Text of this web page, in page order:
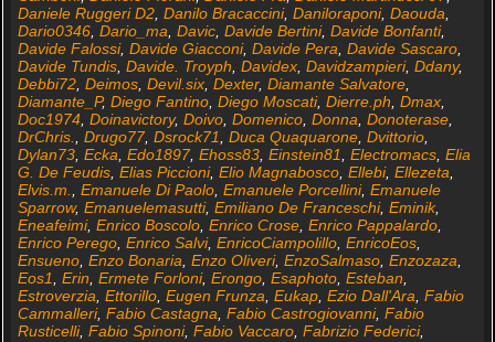
Daniele Ruggeri D2, Danilo Bracaccini, Daniloraponi, Daouda
Dario0346, Dario_ma Davic, Davide Bertini, Davide Bonfanti,
Davide Falossi, Davide Giacconi, Davide Pera Davide Sascaro,
Davide Tundis, Davide. Troyph Davidex, Davidzampieri, Ddany,
Debbi72, Deimos, Devil.six, Dexter, Diamante Salvatore,
Diamante_P, Diego Fantino, Diego Moscati, Dierre.ph Dmax,
Doc1974, Doinavictory, Doivo, Domenico, Donna Donoterase,
DrChris.
Drugo77, Dsrock71 Duca Quaquarone, Dvittorio,
Dylan73, Ecka Edo1897, Ehoss83, Einstein81 Electromacs, Elia
G. De Feudis, Elias Piccioni, Elio Magnabosco, Ellebi, Ellezeta
Elvis.m.
Emanuele Di Paolo, Emanuele Porcellini, Emanuele
Sparrow, Emanuelemasutti, Emiliano De Franceschi, Eminik,
Eneafeimi, Enrico Boscolo, Enrico Crose, Enrico Pappalardo,
Enrico Perego, Enrico Salvi, EnricoCiampolillo, EnricoEos,
Ensueno, Enzo Bonaria Enzo Oliveri, EnzoSalmaso, Enzozaza
Eos1
Erin Ermete Forloni, Erongo, Esaphoto, Esteban
Estroverzia Ettorillo, Eugen Frunza Eukap, Ezio Dall'Ara Fabio
Cammalleri, Fabio Castagna Fabio Castrogiovanni, Fabio
Rusticelli, Fabio Spinoni, Fabio Vaccaro, Fabrizio Federici,